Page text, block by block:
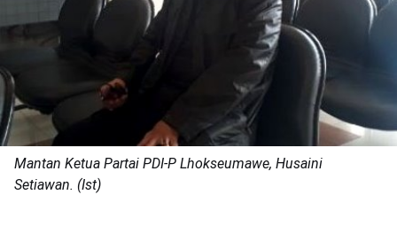
Mantan Ketua Partai PDI-P Lhokseumawe, Husaini
Setiawan. (Ist)